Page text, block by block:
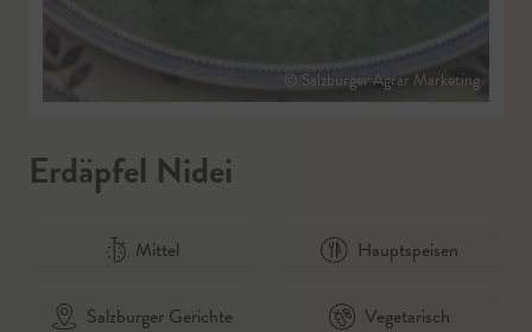
© Salzburger Agrar Marketing
Erdäpfel Nidei
Mittel Hauptspeisen
Salzburger Gerichte Vegetarisch